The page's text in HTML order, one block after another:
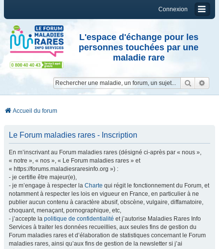
Connexion
L'espace d'échange pour les
personnes touchées par une
maladie rare
Accueil du forum
Le Forum maladies rares - Inscription
En m’inscrivant au Forum maladies rares (désigné ci-après par « nous »,
« notre », « nos », « Le Forum maladies rares » et
« https://forums.maladiesraresinfo.org ») :
- je certifie être majeur(e),
- je m’engage à respecter la Charte qui régit le fonctionnement du Forum, et
notamment à respecter les lois en vigueur en France, en particulier à ne
publier aucun contenu à caractère abusif, obscène, vulgaire, diffamatoire,
choquant, menaçant, pornographique, etc,
- j’accepte la politique de confidentialité et j’autorise Maladies Rares Info
Services à traiter les données recueillies, aux seules fins de gestion du
Forum maladies rares et d’élaboration de statistiques concernant le Forum
maladies rares, ainsi qu’aux fins de gestion de la newsletter si j’ai